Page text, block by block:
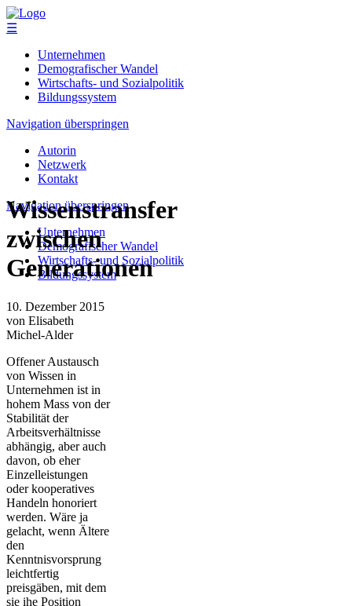
☰
Unternehmen
Demografischer Wandel
Wirtschafts- und Sozialpolitik
Bildungssystem
Navigation überspringen
Autorin
Netzwerk
Kontakt
Navigation überspringen
Unternehmen
Demografischer Wandel
Wirtschafts- und Sozialpolitik
Bildungssystem
Wissenstransfer
zwischen
Generationen
10. Dezember 2015
von Elisabeth
Michel-Alder
Offener Austausch
von Wissen in
Unternehmen ist in
hohem Mass von der
Stabilität der
Arbeitsverhältnisse
abhängig, aber auch
davon, ob eher
Einzelleistungen
oder kooperatives
Handeln honoriert
werden. Wäre ja
gelacht, wenn Ältere
den
Kenntnisvorsprung
leichtfertig
preisgäben, mit dem
sie ihe Position